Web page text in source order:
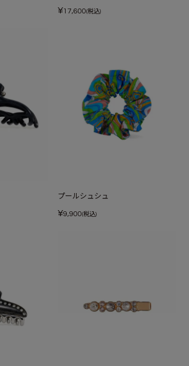
¥17,600(税込)
プールシュシュ
¥9,900(税込)